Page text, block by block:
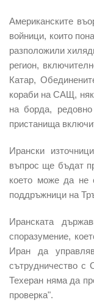
Американските
войници, които
разположили
регион,
Катар,
кораби на САЩ,
на борда,
пристанища
Ирански
въпрос ще бъдат
което може да не
поддръжници на
Иранската
споразумение,
Иран да
сътрудничество
Техеран няма да
проверка".